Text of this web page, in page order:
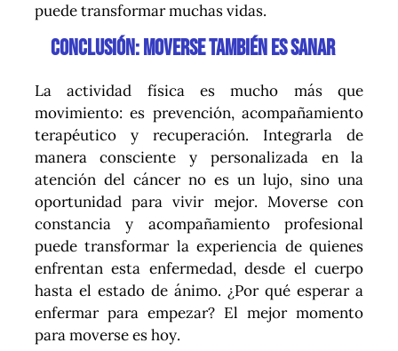
puede transformar muchas vidas.
Conclusión: moverse también es sanar
La actividad física es mucho más que
movimiento: es prevención, acompañamiento
terapéutico y recuperación. Integrarla de
manera consciente y personalizada en la
atención del cáncer no es un lujo, sino una
oportunidad para vivir mejor. Moverse con
constancia y acompañamiento profesional
puede transformar la experiencia de quienes
enfrentan esta enfermedad, desde el cuerpo
hasta el estado de ánimo. ¿Por qué esperar a
enfermar para empezar? El mejor momento
para moverse es hoy.